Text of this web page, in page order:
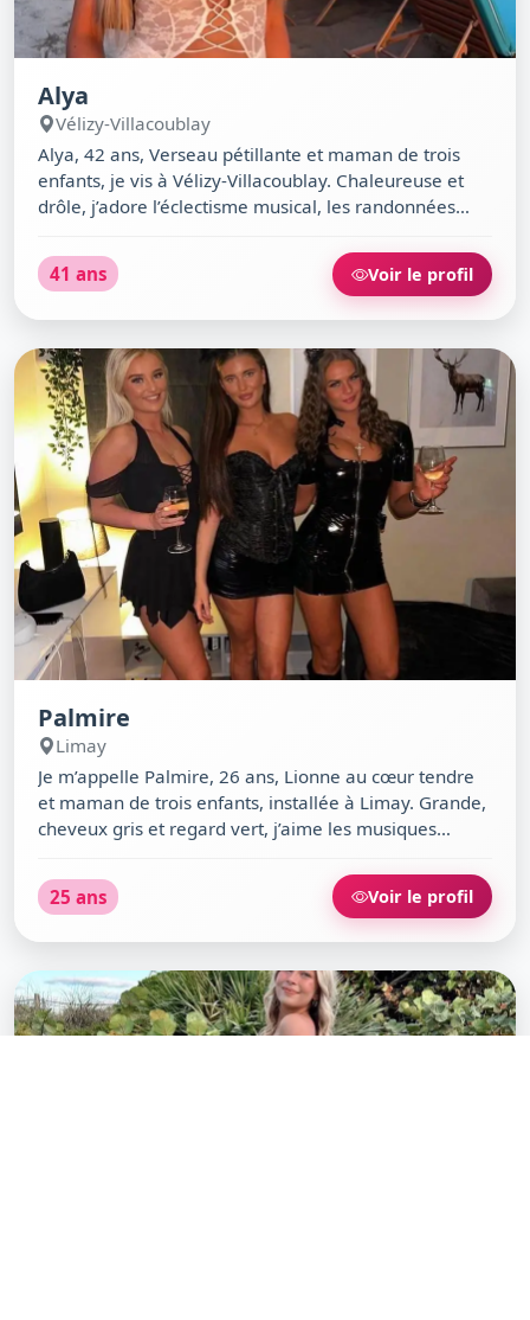
Alya
Vélizy-Villacoublay
Alya, 42 ans, Verseau pétillante et maman de trois
enfants, je vis à Vélizy-Villacoublay. Chaleureuse et
drôle, j’adore l’éclectisme musical, les randonnées
alternatif. Entre un chat espiègle et mon goût pour la
cuisine méditerranéenne, je cultive l’art de vivre
simple mais intense. Diplômée bac+5, je profite de
une nouvelle aventure ou un verre au Food Court.
41 ans Voir le profil
Palmire
Limay
Je m’appelle Palmire, 26 ans, Lionne au cœur tendre
et maman de trois enfants, installée à Limay. Grande,
cheveux gris et regard vert, j’aime les musiques
voyages spontanés. Entre une soirée chill devant une
série et une virée au Bar Tabac Le Maryland, je
cherche surtout à partager des moments
(même sérieusement) et que tu es prêt à découvrir la
vie autrement, viens me parler !
25 ans Voir le profil